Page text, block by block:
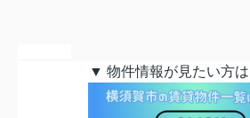
▼ 物件情報が見たい方はこ